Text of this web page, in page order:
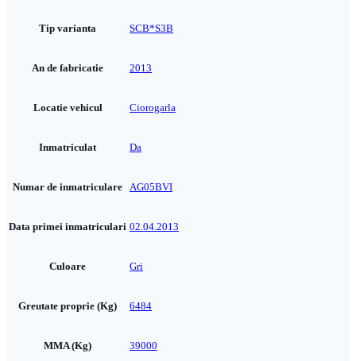
Tip varianta SCB*S3B
An de fabricatie 2013
Locatie vehicul Ciorogarla
Inmatriculat Da
Numar de inmatriculare AG05BVI
Data primei inmatriculari 02.04.2013
Culoare Gri
Greutate proprie (Kg) 6484
MMA (Kg) 39000